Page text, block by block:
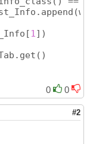
(
[1] )
( )
]
"CREATE TABLE
)
0 0
#2